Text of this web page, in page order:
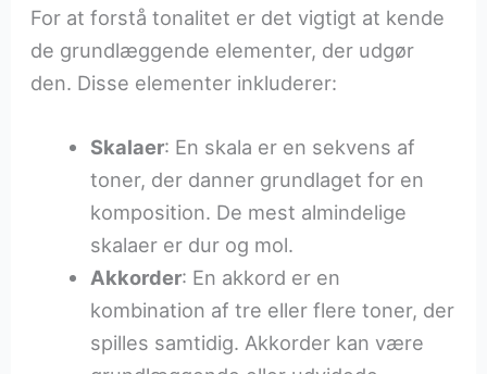
For at forstå tonalitet er det vigtigt at kende
de grundlæggende elementer, der udgør
den. Disse elementer inkluderer:
Skalaer: En skala er en sekvens af
toner, der danner grundlaget for en
komposition. De mest almindelige
skalaer er dur og mol.
Akkorder: En akkord er en
kombination af tre eller flere toner, der
spilles samtidig. Akkorder kan være